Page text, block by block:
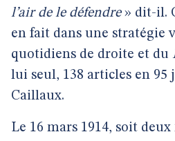
l’air de le défendre» dit-il.
en fait dans une stratégie
quotidiens de droite et du
lui seul, 138 articles en 95
Caillaux.
Le 16 mars 1914, soit